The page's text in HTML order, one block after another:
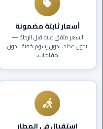
العرب
الغردقة
أسعار ثابتة مضمونة
السعر متفق عليه قبل الرحلة —
بدون عداد، بدون رسوم خفية، بدون
مفاجآت.
استقبال في المطار